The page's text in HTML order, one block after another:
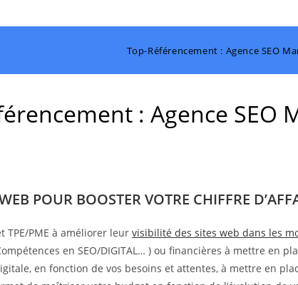
Top-Référencement : Agence SEO
: Agence SEO
POUR BOOSTER VOTRE CHIFFRE
TPE/PME à améliorer leur visibilité des sites web dans les
en SEO/DIGITAL… ) ou financières à mettre en
en fonction de vos besoins et attentes, à mettre en